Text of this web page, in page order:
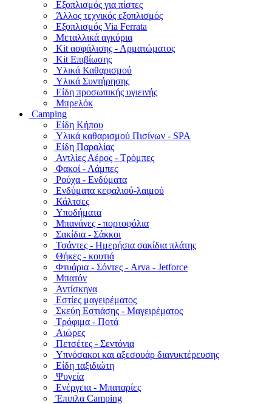
Εξοπλισμός για πίστες
Άλλος τεχνικός εξοπλισμός
Εξοπλισμός Via Ferrata
Μεταλλικά αγκύρια
Kit ασφάλισης - Αρματώματος
Kit Επιβίωσης
Υλικά Καθαρισμού
Υλικά Συντήρησης
Είδη προσωπικής υγιεινής
Μπρελόκ
Camping
Είδη Κήπου
Υλικά καθαρισμού Πισίνων - SPA
Είδη Παραλίας
Αντλίες Αέρος - Τρόμπες
Φακοί - Λάμπες
Ρούχα - Ενδύματα
Ενδύματα κεφαλιού-λαιμού
Κάλτσες
Υποδήματα
Μπανάνες - πορτοφόλια
Σακίδια - Σάκκοι
Τσάντες - Ημερήσια σακίδια πλάτης
Θήκες - κουτιά
Φτυάρια - Σόντες - Arva - Jetforce
Μπατόν
Αντίσκηνα
Εστίες μαγειρέματος
Σκεύη Εστιάσης - Μαγειρέματος
Τρόφιμα - Ποτά
Αιώρες
Πετσέτες - Σεντόνια
Υπνόσακοι και αξεσουάρ διανυκτέρευσης
Είδη ταξιδιώτη
Ψυγεία
Ενέργεια - Μπαταρίες
Έπιπλα Camping